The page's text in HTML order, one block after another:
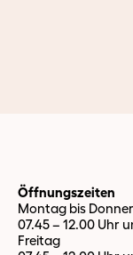
Öffnungszeiten
Montag bis
07.45 – 12.00 Uhr
Freitag